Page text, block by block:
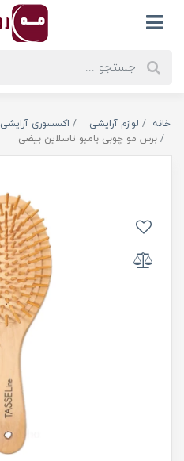
خانه لوازم آرایشی اکسسوری آرایشی
برس مو چوبی بامبو تاسلاین بیضی